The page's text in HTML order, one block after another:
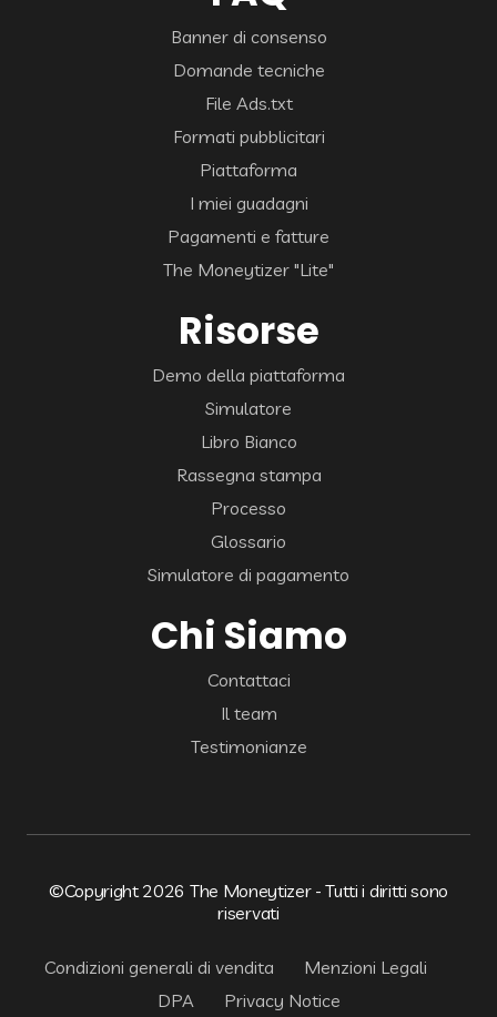
Banner di consenso
Domande tecniche
File Ads.txt
Formati pubblicitari
Piattaforma
I miei guadagni
Pagamenti e fatture
The Moneytizer "Lite"
Risorse
Demo della piattaforma
Simulatore
Libro Bianco
Rassegna stampa
Processo
Glossario
Simulatore di pagamento
Chi Siamo
Contattaci
Il team
Testimonianze
©Copyright 2026 The Moneytizer - Tutti i diritti sono
riservati
Condizioni generali di vendita
Menzioni Legali
DPA
Privacy Notice